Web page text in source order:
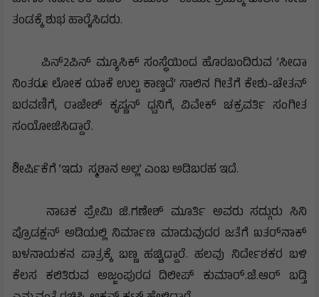
ತಂಡಕ್ಕೆ ಶುಭ ಹಾರೈಸಿದರು.
ಪಿನ್2ಪಿನ್ ಮ್ಯೂಸಿಕ್ ಸಂಸ್ಥೆಯಿಂದ ಹೊರಬಂದಿರುವ ’ಸೀದಾ
ನಿಂತರೂ ಲೋಕ ಯಾಕೆ ಉಲ್ಟ ಕಾಣ್ತದೆ’ ಸಾಲಿನ ಗೀತೆಗೆ ಕೇಶು-ಚೇತನ್
ಬರವಣಿಗೆ, ರಾಜೇಶ್ ಕೃಷ್ಣನ್ ಧ್ವನಿಗೆ, ವಿವೇಕ್ ಚಕ್ರವರ್ತಿ ಸಂಗೀತ
ಸಂಯೋಜಿಸಿದ್ದಾರೆ.
ಶೀರ್ಷಿಕೆಗೆ ’ಇದು ಸ್ಮಶಾನ ಅಲ್ಲ’ ಎಂಬ ಅಡಿಬರಹ ಇದೆ.
ನಾಟಕ ಪ್ರೇಮಿ ಜಿ.ಗಣೇಶ್ ಮೂರ್ತಿ ಅವರು ಸದ್ಗುರು ಸಿನಿ
ಪ್ರೊಡಕ್ಷನ್ ಅಡಿಯಲ್ಲಿ ನಿರ್ಮಾಣ ಮಾಡುವುದರ ಜತೆಗೆ ಖತರ್‌ನಾಕ್
ಖಳನಾಯಕನ ಪಾತ್ರಕ್ಕೆ ಬಣ್ಣ ಹಚ್ಚಿದ್ದಾರೆ. ಹಲವು ನಿರ್ದೇಶಕರ ಬಳಿ
ಕೆಲಸ ಕಲಿತಿರುವ ಅಜ್ಜಂಪುರದ ದಿಲೀಪ್ ಕುಮಾರ್.ಜೆ.ಆರ್ ಬಡ್ತಿ